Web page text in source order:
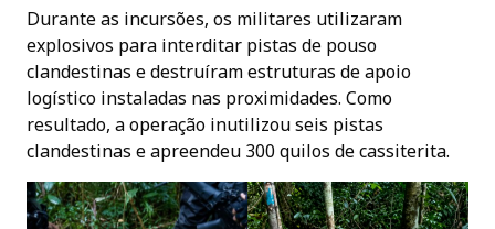
Durante as incursões, os militares utilizaram
explosivos para interditar pistas de pouso
clandestinas e destruíram estruturas de apoio
logístico instaladas nas proximidades. Como
resultado, a operação inutilizou seis pistas
clandestinas e apreendeu 300 quilos de cassiterita.